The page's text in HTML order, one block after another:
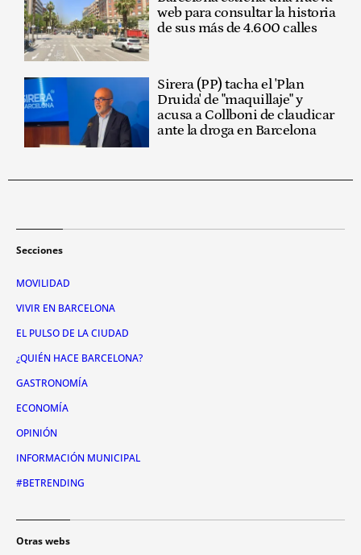
web para consultar la historia
de sus más de 4.600 calles
Sirera (PP) tacha el 'Plan
Druida' de "maquillaje" y
acusa a Collboni de claudicar
ante la droga en Barcelona
Secciones
MOVILIDAD
VIVIR EN BARCELONA
EL PULSO DE LA CIUDAD
¿QUIÉN HACE BARCELONA?
GASTRONOMÍA
ECONOMÍA
OPINIÓN
INFORMACIÓN MUNICIPAL
#BETRENDING
Otras webs